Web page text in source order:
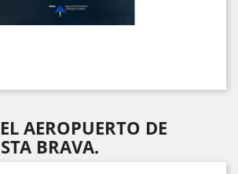
AEROPUERTO DE
BRAVA.